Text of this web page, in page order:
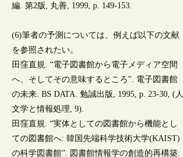
編. 第2版, 丸善, 1999, p. 149-153.
(6)筆者の予測については、例えば以下の文献
を参照されたい。
田窪直規. “電子図書館から電子メディア空間
へ、そしてその意味するところ”. 電子図書館
の未来. BS DATA. 勉誠出版, 1995, p. 23-30, (人
文学と情報処理, 9).
田窪直規. “実体としての図書館から機能とし
ての図書館へ: 韓国先端科学技術大学(KAIST)
の科学図書館”. 図書館情報学の創造的再構築: